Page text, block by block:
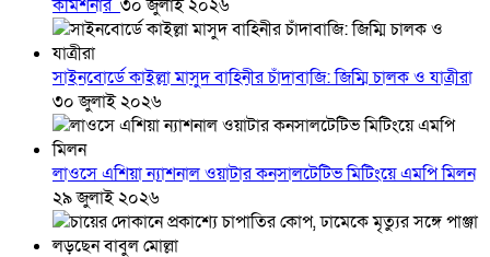
কমিশনার ৩০ জুলাই ২০২৬
সাইনবোর্ডে কাইল্লা মাসুদ বাহিনীর চাঁদাবাজি: জিম্মি চালক ও যাত্রীরা
৩০ জুলাই ২০২৬
লাওসে এশিয়া ন্যাশনাল ওয়াটার কনসালটেটিভ মিটিংয়ে এমপি মিলন
২৯ জুলাই ২০২৬